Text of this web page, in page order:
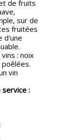
de fruits
sur de
fruitées
d'une
: noix
poêlées.
vin
: